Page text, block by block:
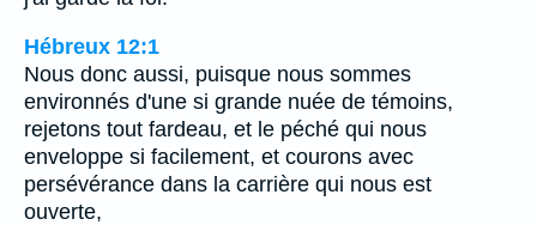
Hébreux 12:1
Nous donc aussi, puisque nous sommes
environnés d'une si grande nuée de témoins,
rejetons tout fardeau, et le péché qui nous
enveloppe si facilement, et courons avec
persévérance dans la carrière qui nous est
ouverte,